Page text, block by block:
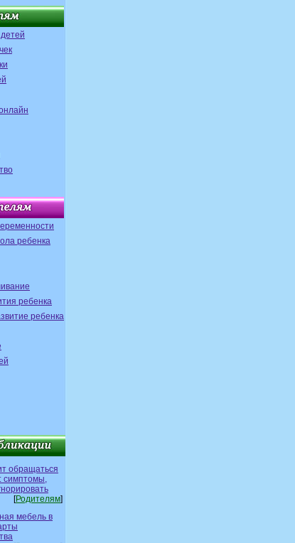
ребенка
ребенка
ребенка
обращаться
симптомы,
[Родителям]
мебель в